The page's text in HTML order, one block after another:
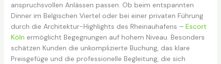
anspruchsvollen Anlässen passen. Ob beim entspannten
Dinner im Belgischen Viertel oder bei einer privaten Führung
durch die Architektur-Highlights des Rheinauhafens – Escort
Köln ermöglicht Begegnungen auf hohem Niveau. Besonders
schätzen Kunden die unkomplizierte Buchung, das klare
Preisgefüge und die professionelle Begleitung, die sich